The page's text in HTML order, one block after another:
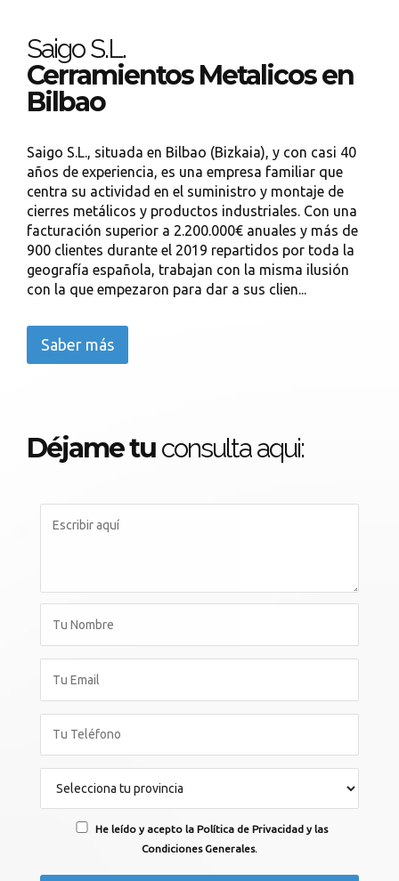
Saigo S.L.
Cerramientos Metalicos en
Bilbao
Saigo S.L., situada en Bilbao (Bizkaia), y con casi 40
años de experiencia, es una empresa familiar que
centra su actividad en el suministro y montaje de
cierres metálicos y productos industriales. Con una
facturación superior a 2.200.000€ anuales y más de
900 clientes durante el 2019 repartidos por toda la
geografía española, trabajan con la misma ilusión
con la que empezaron para dar a sus clien...
Saber más
Déjame tu consulta aqui:
He leído y acepto la Política de Privacidad y las
Condiciones Generales.